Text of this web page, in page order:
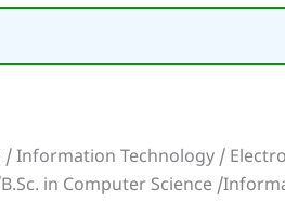
/ Information Technology /
in Computer Science /